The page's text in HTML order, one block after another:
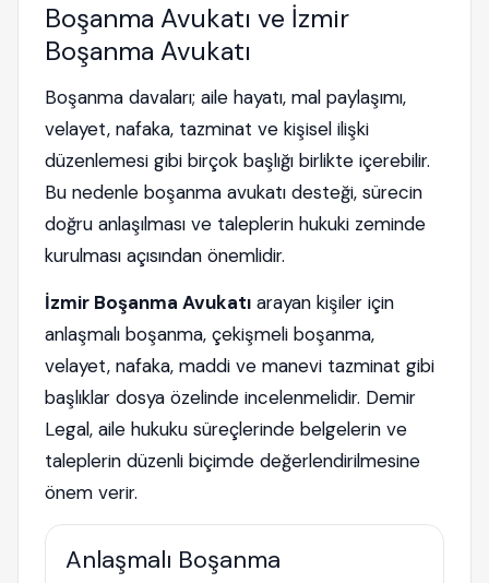
Boşanma Avukatı ve İzmir
Boşanma Avukatı
Boşanma davaları; aile hayatı, mal paylaşımı,
velayet, nafaka, tazminat ve kişisel ilişki
düzenlemesi gibi birçok başlığı birlikte içerebilir.
Bu nedenle boşanma avukatı desteği, sürecin
doğru anlaşılması ve taleplerin hukuki zeminde
kurulması açısından önemlidir.
İzmir Boşanma Avukatı arayan kişiler için
anlaşmalı boşanma, çekişmeli boşanma,
velayet, nafaka, maddi ve manevi tazminat gibi
başlıklar dosya özelinde incelenmelidir. Demir
Legal, aile hukuku süreçlerinde belgelerin ve
taleplerin düzenli biçimde değerlendirilmesine
önem verir.
Anlaşmalı Boşanma